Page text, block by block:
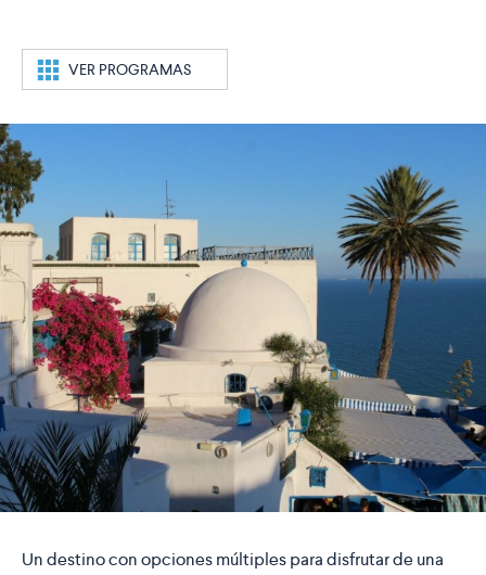
c VER PROGRAMAS
Un destino con opciones múltiples para disfrutar de una